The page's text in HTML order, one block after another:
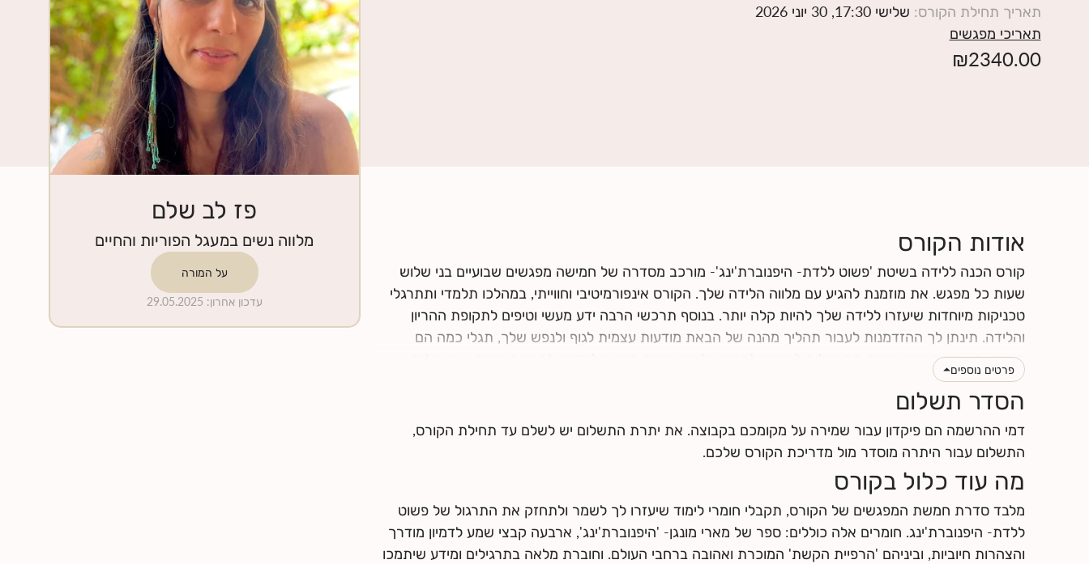
תאריך תחילת הקורס: שלישי 17:30, 30 יוני 2026
תאריכי מפגשים
₪2340.00
פז לב שלם
מלווה נשים במעגל הפוריות והחיים
על המורה
עדכון אחרון:
29.05.2025
אודות הקורס
קורס הכנה ללידה בשיטת 'פשוט ללדת- היפנוברת'ינג'- מורכב מסדרה של חמישה מפגשים שבועיים בני שלוש
שעות כל מפגש. את מוזמנת להגיע עם מלווה הלידה שלך. הקורס אינפורמיטיבי וחווייתי, במהלכו תלמדי ותתרגלי
טכניקות מיוחדות שיעזרו ללידה שלך להיות קלה יותר. בנוסף תרכשי הרבה ידע מעשי וטיפים לתקופת ההריון
והלידה. תינתן לך ההזדמנות לעבור תהליך מהנה של הבאת מודעות עצמית לגוף ולנפש שלך, תגלי כמה הם
מושפעים אחד מהשני, וכמה הם יכולים לתרום ולתמוך בלידה עדינה כאשר לומדים להרפות אותם. את ומלווה
הלידה שלך תרכשו ידע ותפתחו כישורי תקשורת אחד עם השנייה, עם התינוק.ת שלכם ועם הצוות הרפואי.
לחצי כאן לקרוא עוד על תוכן הקורס
לחצי כאן למצוא מידע על החזרי ביטוח
פרטים נוספים
הסדר תשלום
דמי ההרשמה הם פיקדון עבור שמירה על מקומכם בקבוצה. את יתרת התשלום יש לשלם עד תחילת הקורס,
התשלום עבור היתרה מוסדר מול מדריכת הקורס שלכם.
מה עוד כלול בקורס
מלבד סדרת חמשת המפגשים של הקורס, תקבלי חומרי לימוד שיעזרו לך לשמר ולתחזק את התרגול של פשוט
ללדת- היפנוברת'ינג. חומרים אלה כוללים: ספר של מארי מונגן- 'היפנוברת'ינג', ארבעה קבצי שמע לדמיון מודרך
והצהרות חיוביות, וביניהם 'הרפיית הקשת' המוכרת ואהובה ברחבי העולם. וחוברת מלאה בתרגילים ומידע שיתמכו